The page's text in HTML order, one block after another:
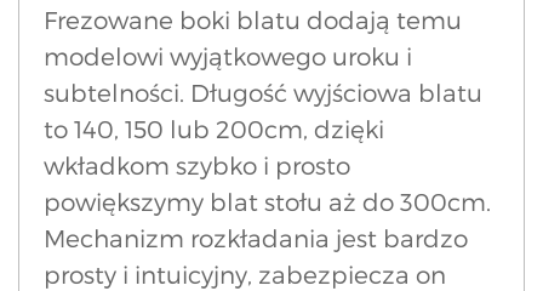
Frezowane boki blatu dodają temu
modelowi wyjątkowego uroku i
subtelności. Długość wyjściowa blatu
to 140, 150 lub 200cm, dzięki
wkładkom szybko i prosto
powiększymy blat stołu aż do 300cm.
Mechanizm rozkładania jest bardzo
prosty i intuicyjny, zabezpiecza on